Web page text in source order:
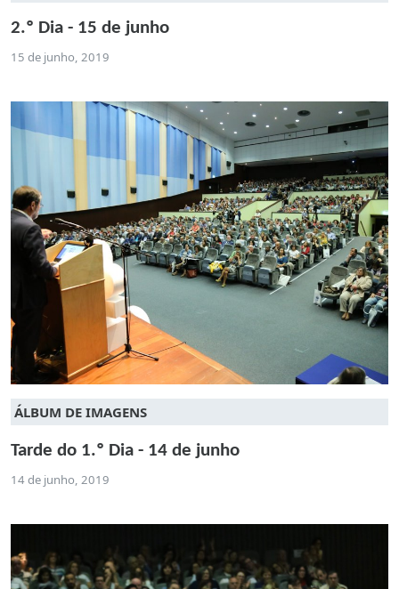
2.º Dia - 15 de junho
15 de junho, 2019
ÁLBUM DE IMAGENS
Tarde do 1.º Dia - 14 de junho
14 de junho, 2019